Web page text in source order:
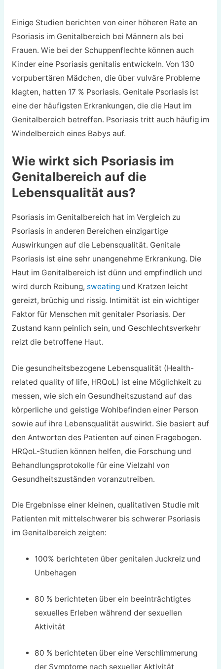
Einige Studien berichten von einer höheren Rate an
Psoriasis im Genitalbereich bei Männern als bei
Frauen. Wie bei der Schuppenflechte können auch
Kinder eine Psoriasis genitalis entwickeln. Von 130
vorpubertären Mädchen, die über vulväre Probleme
klagten, hatten 17 % Psoriasis. Genitale Psoriasis ist
eine der häufigsten Erkrankungen, die die Haut im
Genitalbereich betreffen. Psoriasis tritt auch häufig im
Windelbereich eines Babys auf.
Wie wirkt sich Psoriasis im
Genitalbereich auf die
Lebensqualität aus?
Psoriasis im Genitalbereich hat im Vergleich zu
Psoriasis in anderen Bereichen einzigartige
Auswirkungen auf die Lebensqualität. Genitale
Psoriasis ist eine sehr unangenehme Erkrankung. Die
Haut im Genitalbereich ist dünn und empfindlich und
wird durch Reibung, sweatingund Kratzen leicht
gereizt, brüchig und rissig. Intimität ist ein wichtiger
Faktor für Menschen mit genitaler Psoriasis. Der
Zustand kann peinlich sein, und Geschlechtsverkehr
reizt die betroffene Haut.
Die gesundheitsbezogene Lebensqualität (Health-
related quality of life, HRQoL) ist eine Möglichkeit zu
messen, wie sich ein Gesundheitszustand auf das
körperliche und geistige Wohlbefinden einer Person
sowie auf ihre Lebensqualität auswirkt. Sie basiert auf
den Antworten des Patienten auf einen Fragebogen.
HRQoL-Studien können helfen, die Forschung und
Behandlungsprotokolle für eine Vielzahl von
Gesundheitszuständen voranzutreiben.
Die Ergebnisse einer kleinen, qualitativen Studie mit
Patienten mit mittelschwerer bis schwerer Psoriasis
im Genitalbereich zeigten:
100% berichteten über genitalen Juckreiz und
Unbehagen
80 % berichteten über ein beeinträchtigtes
sexuelles Erleben während der sexuellen
Aktivität
80 % berichteten über eine Verschlimmerung
der Symptome nach sexueller Aktivität